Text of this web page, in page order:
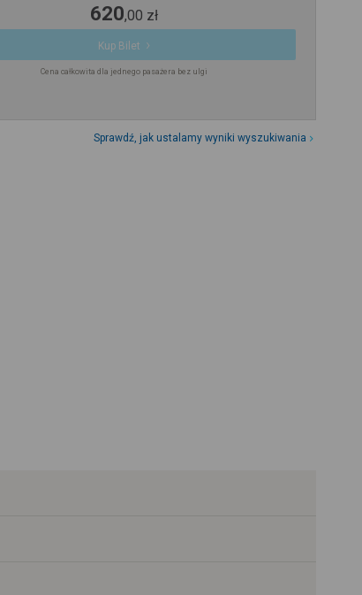
620,00 zł
Kup Bilet
Cena całkowita dla jednego pasażera bez ulgi
Sprawdź, jak ustalamy wyniki wyszukiwania